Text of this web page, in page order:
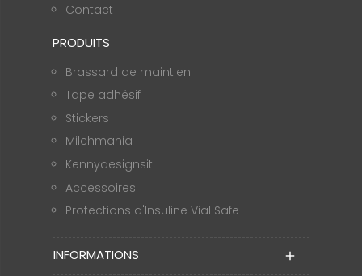
Contact
PRODUITS
Brassard de maintien
Tape adhésif
Stickers
Milchmania
Kennydesignsit
Accessoires
Protections d'Insuline Vial Safe
INFORMATIONS add